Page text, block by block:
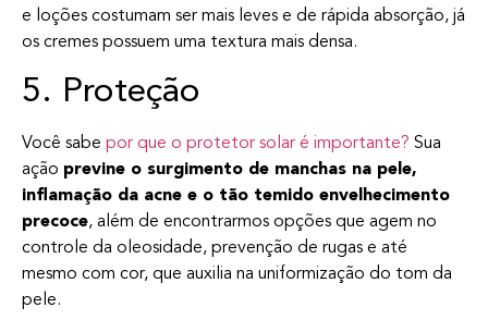
e loções costumam ser mais leves e de rápida absorção, já
os cremes possuem uma textura mais densa.
5. Proteção
Você sabe por que o protetor solar é importante? Sua
ação previne o surgimento de manchas na pele,
inflamação da acne e o tão temido envelhecimento
precoce, além de encontrarmos opções que agem no
controle da oleosidade, prevenção de rugas e até
mesmo com cor, que auxilia na uniformização do tom da
pele.